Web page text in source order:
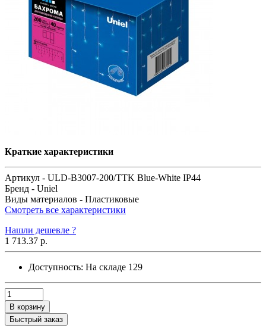
Краткие характеристики
Артикул - ULD-B3007-200/TTK Blue-White IP44
Бренд - Uniel
Виды материалов - Пластиковые
Смотреть все характеристики
Нашли дешевле ?
1 713.37 р.
Доступность: На складе 129
В корзину
Быстрый заказ